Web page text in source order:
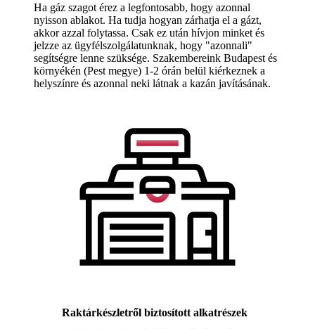
Ha gáz szagot érez a legfontosabb, hogy azonnal
nyisson ablakot. Ha tudja hogyan zárhatja el a gázt,
akkor azzal folytassa. Csak ez után hívjon minket és
jelzze az ügyfélszolgálatunknak, hogy "azonnali"
segítségre lenne szüksége. Szakembereink Budapest és
környékén (Pest megye) 1-2 órán belül kiérkeznek a
helyszínre és azonnal neki látnak a kazán javításának.
Raktárkészletről biztosított alkatrészek